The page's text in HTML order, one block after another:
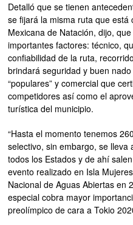
Detalló que se tienen
se fijará la misma ruta que
Mexicana de Natación, dijo,
importantes factores: técnico,
confiabilidad de la ruta,
brindará seguridad y buen
“populares” y comercial que
competidores así como el
turística del municipio.
“Hasta el momento tenemos
selectivo, sin embargo, se lleva
todos los Estados y de ahí
evento realizado en Isla
Nacional de Aguas Abiertas en
especial cobra mayor
preolímpico de cara a Tokio